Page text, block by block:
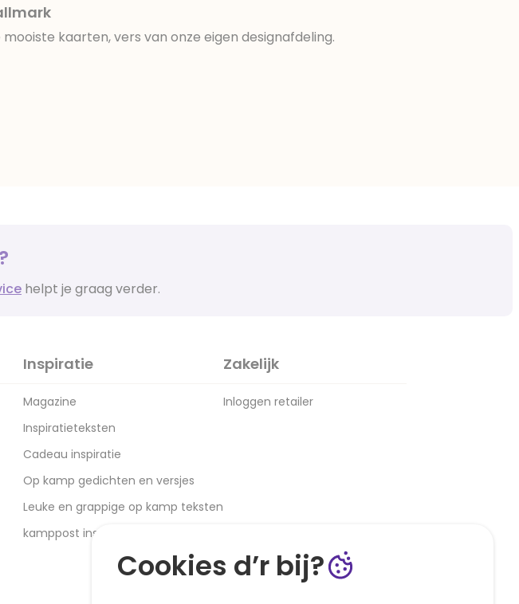
mooiste kaarten, vers van onze eigen designafdeling.
helpt je graag verder.
Inspiratie
Magazine
Inspiratieteksten
Cadeau inspiratie
Op kamp gedichten en versjes
Leuke en grappige op kamp teksten
kamppost inspiratie
Zakelijk
Inloggen retailer
Cookies d’r bij?